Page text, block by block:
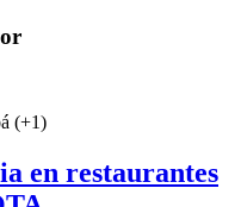
(+1)
en restaurantes